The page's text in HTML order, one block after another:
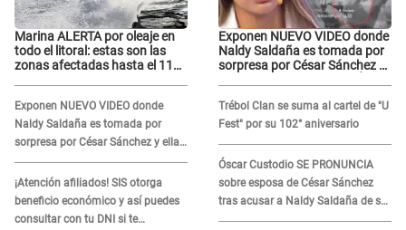
Marina ALERTA por oleaje en
todo el litoral: estas son las
zonas afectadas hasta el 11
Exponen NUEVO VIDEO donde
Naldy Saldaña es tomada por
sorpresa por César Sánchez y ella
evidencia su REACCIÓN: Le agarró
la mano
¡Atención afiliados! SIS otorga
beneficio económico y así puedes
consultar con tu DNI si te
Exponen NUEVO VIDEO donde
Naldy Saldaña es tomada por
sorpresa por César Sánchez y
Trébol Clan se suma al cartel de "U
Fest" por su 102° aniversario
Óscar Custodio SE PRONUNCIA
sobre esposa de César Sánchez
tras acusar a Naldy Saldaña de ser
PAREJA del músico: "Lo dejo en